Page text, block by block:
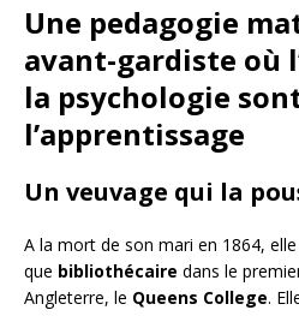
Une pedagogie
avant-gardiste où
la psychologie
l’apprentissage
Un veuvage qui la
A la mort de son mari en 1864,
que bibliothécaire dans le
Angleterre, le Queens College.